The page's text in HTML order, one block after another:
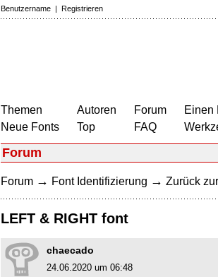
Benutzername | Registrieren
Themen
Neue Fonts
Autoren
Top
Forum
FAQ
Einen
Forum
Forum → Font Identifizierung → Zurück
LEFT & RIGHT font
chaecado
24.06.2020 um 06:48